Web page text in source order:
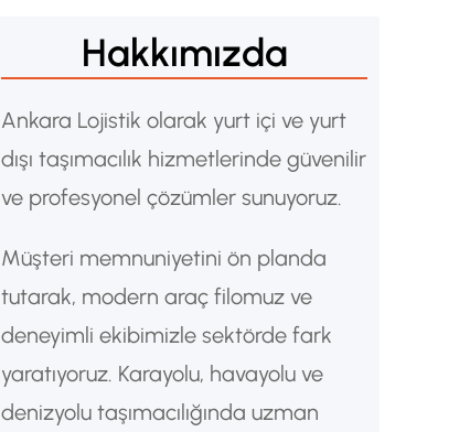
Hakkımızda
Ankara Lojistik olarak yurt içi ve yurt
dışı taşımacılık hizmetlerinde güvenilir
ve profesyonel çözümler sunuyoruz.
Müşteri memnuniyetini ön planda
tutarak, modern araç filomuz ve
deneyimli ekibimizle sektörde fark
yaratıyoruz. Karayolu, havayolu ve
denizyolu taşımacılığında uzman